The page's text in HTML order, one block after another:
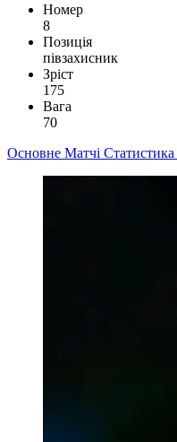
Номер
8
Позиція
півзахисник
Зріст
175
Вага
70
Основне Матчі Статистика